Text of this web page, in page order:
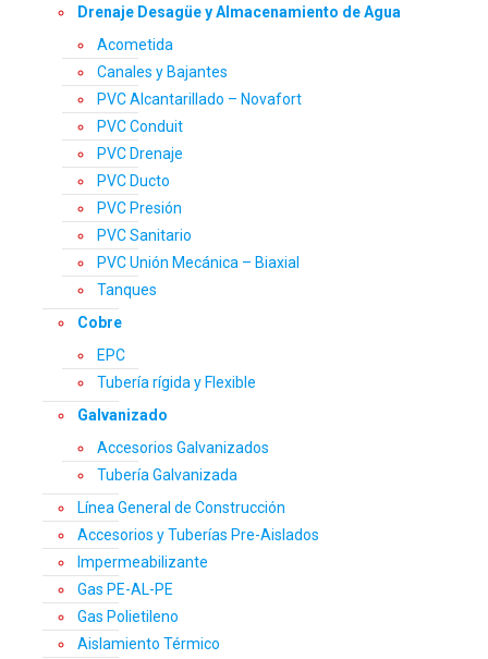
Drenaje Desagüe y Almacenamiento de Agua
Acometida
Canales y Bajantes
PVC Alcantarillado – Novafort
PVC Conduit
PVC Drenaje
PVC Ducto
PVC Presión
PVC Sanitario
PVC Unión Mecánica – Biaxial
Tanques
Cobre
EPC
Tubería rígida y Flexible
Galvanizado
Accesorios Galvanizados
Tubería Galvanizada
Línea General de Construcción
Accesorios y Tuberías Pre-Aislados
Impermeabilizante
Gas PE-AL-PE
Gas Polietileno
Aislamiento Térmico